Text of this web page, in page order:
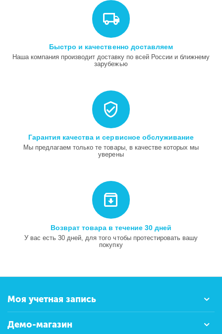
Быстро и качественно доставляем
Наша компания производит доставку по всей России и ближнему
зарубежью
Гарантия качества и сервисное обслуживание
Мы предлагаем только те товары, в качестве которых мы
уверены
Возврат товара в течение 30 дней
У вас есть 30 дней, для того чтобы протестировать вашу
покупку
Моя учетная запись
Демо-магазин